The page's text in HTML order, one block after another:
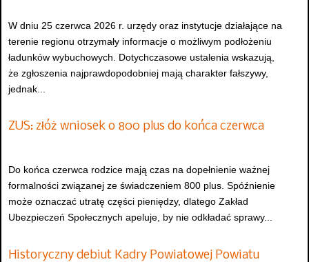
W dniu 25 czerwca 2026 r. urzędy oraz instytucje działające na
terenie regionu otrzymały informacje o możliwym podłożeniu
ładunków wybuchowych. Dotychczasowe ustalenia wskazują,
że zgłoszenia najprawdopodobniej mają charakter fałszywy,
jednak...
ZUS: złóż wniosek o 800 plus do końca czerwca
Do końca czerwca rodzice mają czas na dopełnienie ważnej
formalności związanej ze świadczeniem 800 plus. Spóźnienie
może oznaczać utratę części pieniędzy, dlatego Zakład
Ubezpieczeń Społecznych apeluje, by nie odkładać sprawy...
Historyczny debiut Kadry Powiatowej Powiatu